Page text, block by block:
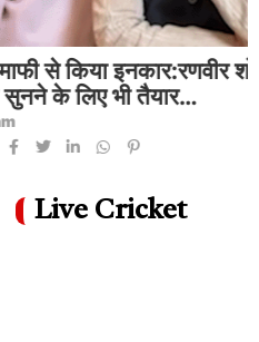
से किया इनकार:रणवीर शोरे
के लिए भी तैयार…
Live Cricket